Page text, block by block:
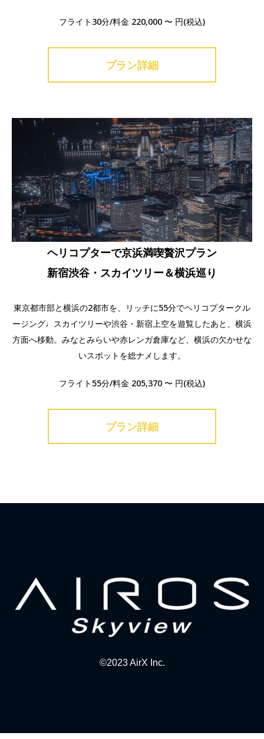
フライト30分/料金 220,000 〜 円(税込)
プラン詳細
ヘリコプターで京浜満喫贅沢プラン
新宿渋谷・スカイツリー＆横浜巡り
東京都市部と横浜の2都市を、リッチに55分でヘリコプタークル
ージング♩スカイツリーや渋谷・新宿上空を遊覧したあと、横浜
方面へ移動。みなとみらいや赤レンガ倉庫など、横浜の欠かせな
いスポットを総ナメします。
フライト55分/料金 205,370 〜 円(税込)
プラン詳細
©2023 AirX Inc.